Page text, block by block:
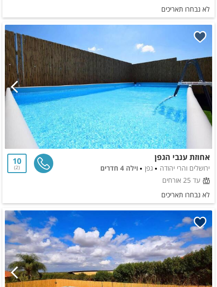
לא נבחרו תאריכים
אחוזת ענבי הגפן
ירושלים והרי יהודה גפן
וילה 4 חדרים
עד 25 אורחים
10
2
לא נבחרו תאריכים